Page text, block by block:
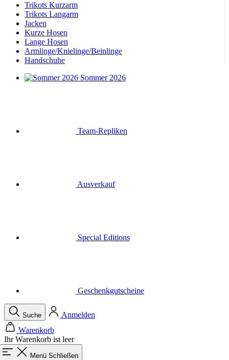
Trikots Kurzarm
Trikots Langarm
Jacken
Kurze Hosen
Lange Hosen
Armlinge/Knielinge/Beinlinge
Handschuhe
Sommer 2026
Team-Repliken
Ausverkauf
Special Editions
Geschenkgutscheine
Suche
Anmelden
Warenkorb
Ihr Warenkorb ist leer
Menü Schließen